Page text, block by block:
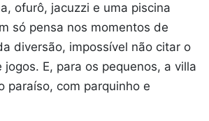
ofurô, jacuzzi e uma piscina
só pensa nos momentos de
diversão, impossível não citar o
jogos. E, para os pequenos, a villa
paraíso, com parquinho e